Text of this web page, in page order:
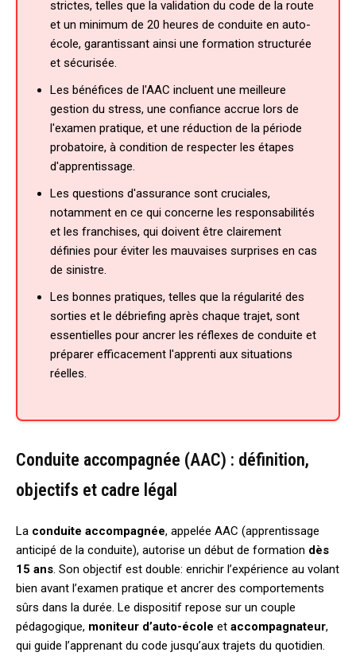
strictes, telles que la validation du code de la route
et un minimum de 20 heures de conduite en auto-
école, garantissant ainsi une formation structurée
et sécurisée.
Les bénéfices de l'AAC incluent une meilleure
gestion du stress, une confiance accrue lors de
l'examen pratique, et une réduction de la période
probatoire, à condition de respecter les étapes
d'apprentissage.
Les questions d'assurance sont cruciales,
notamment en ce qui concerne les responsabilités
et les franchises, qui doivent être clairement
définies pour éviter les mauvaises surprises en cas
de sinistre.
Les bonnes pratiques, telles que la régularité des
sorties et le débriefing après chaque trajet, sont
essentielles pour ancrer les réflexes de conduite et
préparer efficacement l'apprenti aux situations
réelles.
Conduite accompagnée (AAC) : définition,
objectifs et cadre légal
La conduite accompagnée, appelée AAC (apprentissage
anticipé de la conduite), autorise un début de formation dès
15 ans. Son objectif est double: enrichir l’expérience au volant
bien avant l’examen pratique et ancrer des comportements
sûrs dans la durée. Le dispositif repose sur un couple
pédagogique, moniteur d’auto-école et accompagnateur,
qui guide l’apprenant du code jusqu’aux trajets du quotidien.